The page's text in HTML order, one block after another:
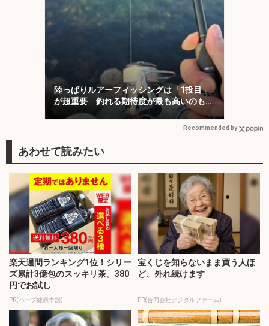
陸っぱりルアーフィッシングは「1投目」
が超重要 釣れる期待度が最も高いのも
「1投目」！
Recommended by
楽天週間ランキング1位！シリー
ズ累計3億包のスッキリ茶。380
円でお試し
PR(ハーブ健康本舗)
宝くじを知らないまま買う人ほ
ど、外れ続けます
PR(合同会社デジタルファーム)